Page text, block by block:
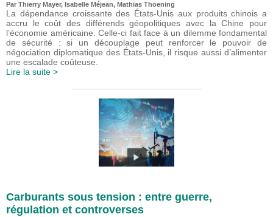
Par Thierry Mayer, Isabelle Méjean, Mathias Thoening
La dépendance croissante des États-Unis aux produits chinois a
accru le coût des différends géopolitiques avec la Chine pour
l’économie américaine. Celle-ci fait face à un dilemme fondamental
de sécurité : si un découplage peut renforcer le pouvoir de
négociation diplomatique des États-Unis, il risque aussi d’alimenter
une escalade coûteuse.
Lire la suite >
Carburants sous tension : entre guerre,
régulation et controverses